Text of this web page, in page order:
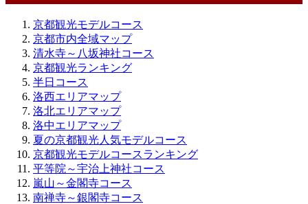
京都観光モデルコース
京都市内全域マップ
清水寺～八坂神社コース
京都観光ランキング
半日コース
洛西エリアマップ
洛北エリアマップ
洛中エリアマップ
夏の京都観光人気モデルコース
京都観光モデルコースランキング
平等院～宇治上神社コース
嵐山～金閣寺コース
南禅寺～銀閣寺コース